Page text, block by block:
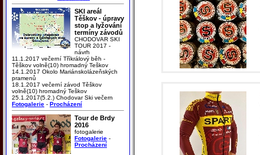
SKI areál
Těškov - úpravy
stop a lyžování
termíny závodů
CHODOVAR SKI
TOUR 2017 -
návrh
11.1.2017 večerní Tříkrálový běh -
Těškov volně(10) hromadný Teškov
14.1.2017 Okolo Mariánskolázeňských
pramenů
18.1.2017 večerní závod Těškov
volně(10) hromadný Teškov
25.1.2017(5.2.) Chodovar Ski večern
Fotogalerie - Procházení
Tour de Brdy
2016
fotogalerie
Fotogalerie -
Procházení